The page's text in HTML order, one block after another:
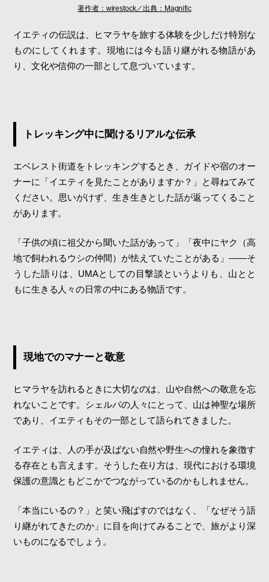
著作者：wirestock／出典：Magnific
イエティの伝説は、ヒマラヤを旅する体験を少しだけ特別な
ものにしてくれます。現地には今も語り継がれる物語があ
り、文化や信仰の一部として息づいています。
トレッキング中に聞けるリアルな伝承
エベレスト街道をトレッキングするとき、ガイドや宿のオー
ナーに「イエティを見たことがありますか？」と尋ねてみて
ください。思いがけず、生き生きとした話が返ってくること
があります。
「子供の頃に祖父から聞いた話があって」「夜中にヤク（高
地で飼われるウシの仲間）が怯えていたことがある」——そ
うした語りは、UMAとしての目撃談というよりも、山とと
もに生きる人々の日常の中にある物語です。
現地でのマナーと敬意
ヒマラヤを訪れるときに大切なのは、山や自然への敬意を忘
れないことです。シェルパの人々にとって、山は神聖な場所
であり、イエティもその一部として語られてきました。
イエティは、人の手が及ばない自然や野生への憧れを象徴す
る存在とも言えます。そうした在り方は、現代における環境
保護の意識ともどこかでつながっているのかもしれません。
「本当にいるの？」と笑い飛ばすのではなく、「なぜそう語
り継がれてきたのか」に目を向けてみることで、旅がより深
いものになるでしょう。